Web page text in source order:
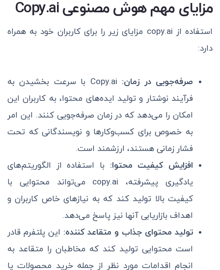
مزایای مهم هوش مصنوعی Copy.ai
استفاده از copy.ai مزایای زیر را برای کاربران خود به همراه
دارد:
صرفه‌جویی در زمان:
Copy.ai با سرعت بخشیدن به
فرآیند نوشتار و تولید ایده‌های محتوا، به کاربران این
امکان را می‌دهد که در زمان صرفه‌جویی کنند. این امر
به خصوص برای کسب‌وکارها و نویسندگانی که تحت
فشار زمانی هستند، ارزشمند است.
افزایش کیفیت محتوا: با استفاده از الگوریتم‌های
یادگیری پیشرفته، copy.ai می‌تواند محتوایی با
کیفیت بالا تولید کند که به نیازهای خاص کاربران و
اهداف بازاریابی آنها نیز پاسخ می‌دهد.
تولید محتوای جذاب و متقاعد کننده: این پلتفرم قادر
است محتوایی تولید کند که مخاطبان را متقاعد به
انجام اقدامات مورد نظر از جمله خرید محصولات یا